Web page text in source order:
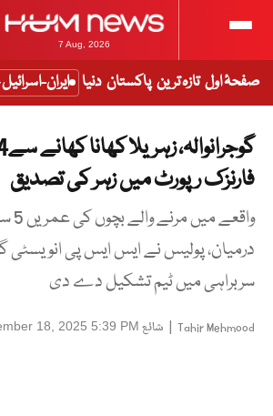
7 Aug, 2026
صفحۂ اول تازہ ترین پاکستان دنیا ایران-
فارنزک رپورٹ میں زہر کی تصدیق
درمیان، پولیس نے ایس ایس پی
سربراہی میں ٹیم تشکیل دے دی
Tahir Mehmood
| شائع 18, 2025 5:39 PM